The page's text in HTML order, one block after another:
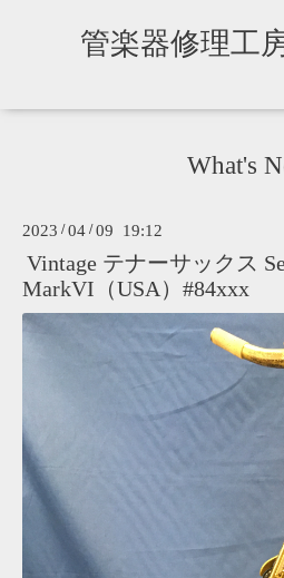
管楽器修理
What's
2023 /04 /09 19:12
Vintage テナーサックス
MarkVI（USA）#84xxx